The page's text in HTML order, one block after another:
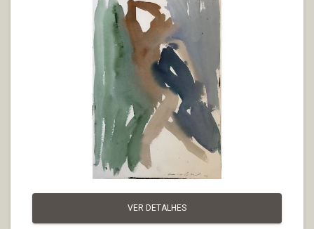
VER DETALHES